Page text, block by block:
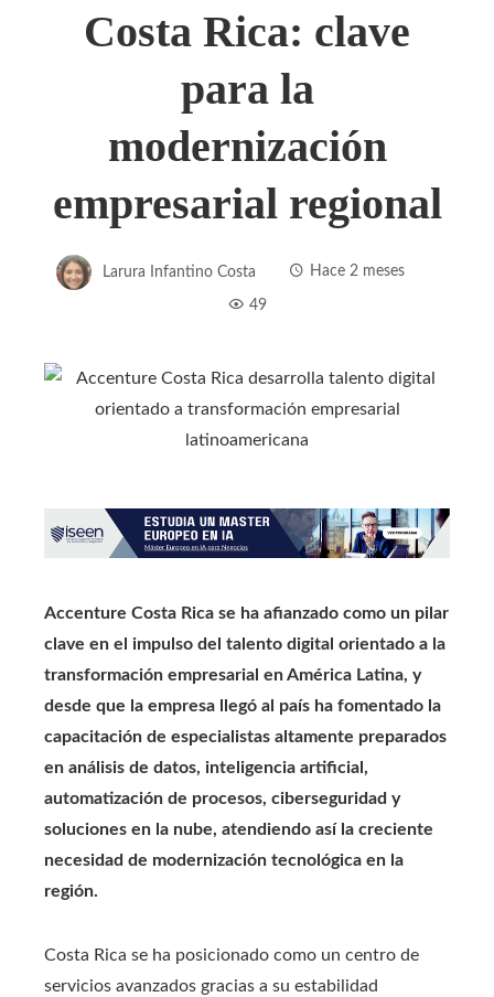
Costa Rica: clave
para la
modernización
empresarial regional
Larura Infantino Costa Hace 2 meses
49
Accenture Costa Rica se ha afianzado como un pilar
clave en el impulso del talento digital orientado a la
transformación empresarial en América Latina, y
desde que la empresa llegó al país ha fomentado la
capacitación de especialistas altamente preparados
en análisis de datos, inteligencia artificial,
automatización de procesos, ciberseguridad y
soluciones en la nube, atendiendo así la creciente
necesidad de modernización tecnológica en la
región.
Costa Rica se ha posicionado como un centro de
servicios avanzados gracias a su estabilidad